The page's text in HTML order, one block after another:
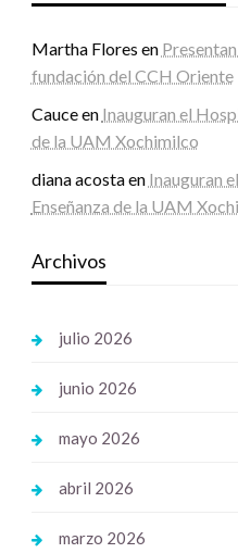
Martha Flores en
fundación del CCH Oriente
Cauceen Inauguran el
de la UAM Xochimilco
diana acostaen Inauguran
Enseñanza de la UAM
Archivos
julio 2026
junio 2026
mayo 2026
abril 2026
marzo 2026